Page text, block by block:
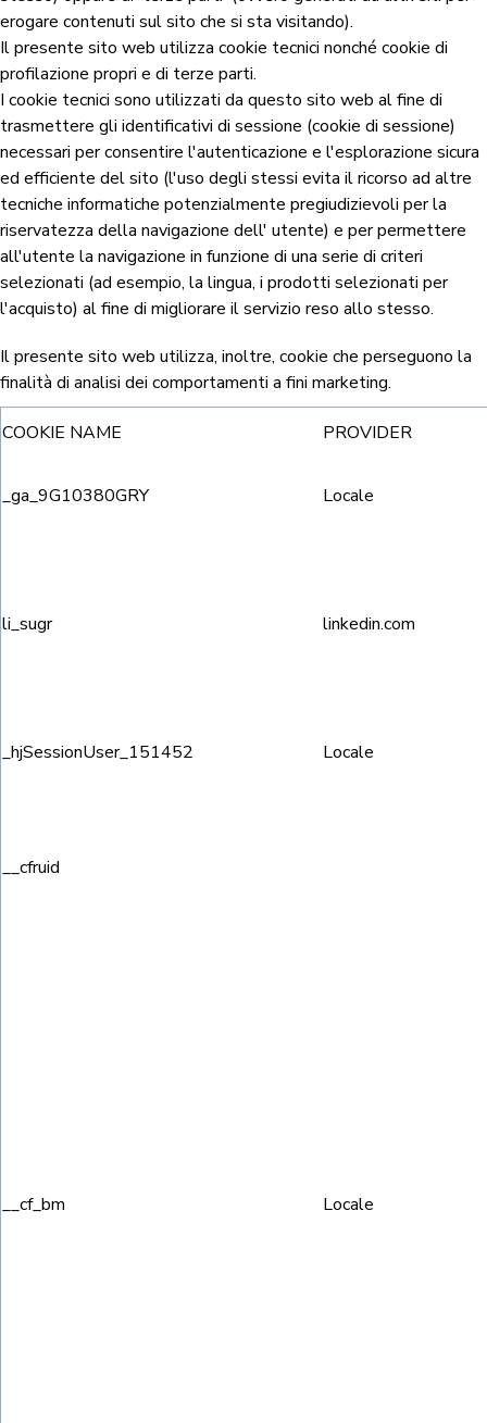
erogare contenuti sul sito che si sta visitando).
Il presente sito web utilizza cookie tecnici nonché cookie di
profilazione propri e di terze parti.
I cookie tecnici sono utilizzati da questo sito web al fine di
trasmettere gli identificativi di sessione (cookie di sessione)
necessari per consentire l'autenticazione e l'esplorazione sicura
ed efficiente del sito (l'uso degli stessi evita il ricorso ad altre
tecniche informatiche potenzialmente pregiudizievoli per la
riservatezza della navigazione dell' utente) e per permettere
all'utente la navigazione in funzione di una serie di criteri
selezionati (ad esempio, la lingua, i prodotti selezionati per
l'acquisto) al fine di migliorare il servizio reso allo stesso.
Il presente sito web utilizza, inoltre, cookie che perseguono la
finalità di analisi dei comportamenti a fini marketing.
COOKIE NAME PROVIDER
_ga_9G10380GRY Locale
li_sugr linkedin.com
_hjSessionUser_151452 Locale
__cfruid
__cf_bm Locale